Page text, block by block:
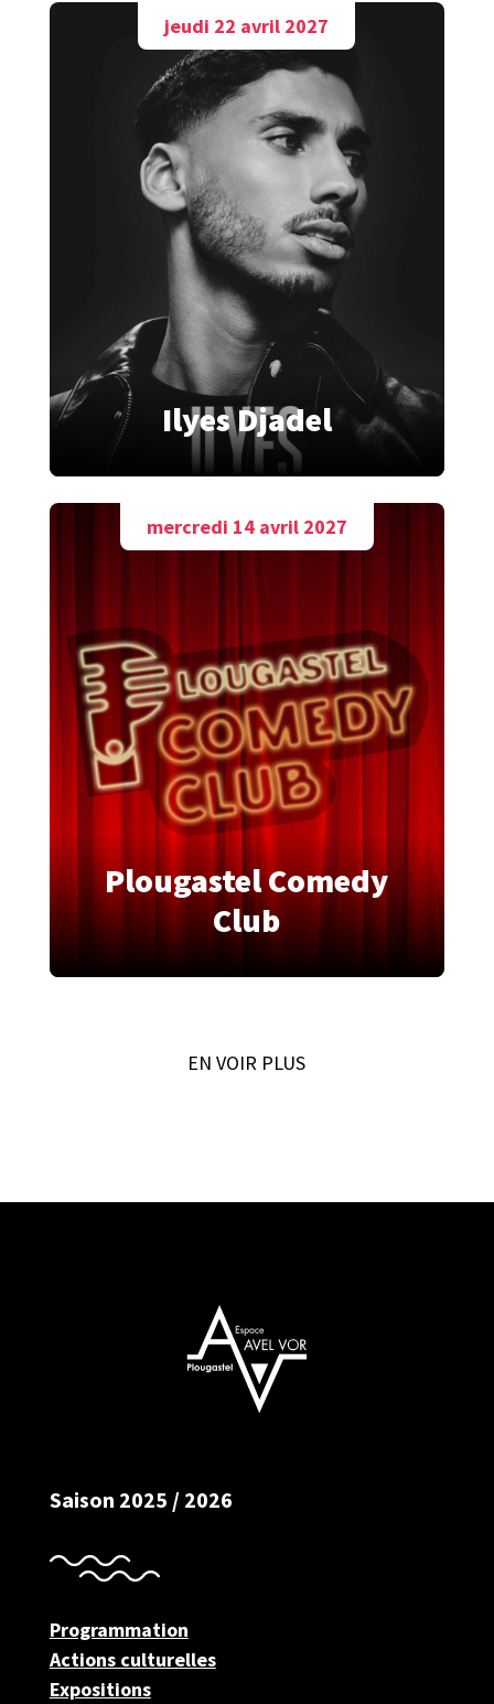
jeudi 22 avril 2027
Ilyes Djadel
mercredi 14 avril 2027
Plougastel Comedy
Club
EN VOIR PLUS
Saison 2025 / 2026
Programmation
Actions culturelles
Expositions